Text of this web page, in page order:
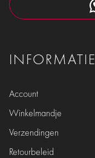
INFORMATIE
Account
Winkelmandje
Verzendingen
Retourbeleid